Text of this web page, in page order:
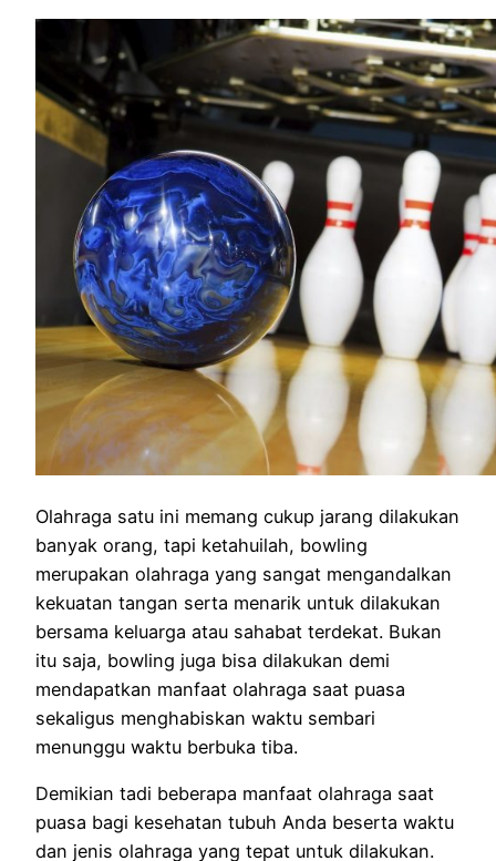
Olahraga satu ini memang cukup jarang dilakukan
banyak orang, tapi ketahuilah, bowling
merupakan olahraga yang sangat mengandalkan
kekuatan tangan serta menarik untuk dilakukan
bersama keluarga atau sahabat terdekat. Bukan
itu saja, bowling juga bisa dilakukan demi
mendapatkan manfaat olahraga saat puasa
sekaligus menghabiskan waktu sembari
menunggu waktu berbuka tiba.
Demikian tadi beberapa manfaat olahraga saat
puasa bagi kesehatan tubuh Anda beserta waktu
dan jenis olahraga yang tepat untuk dilakukan.